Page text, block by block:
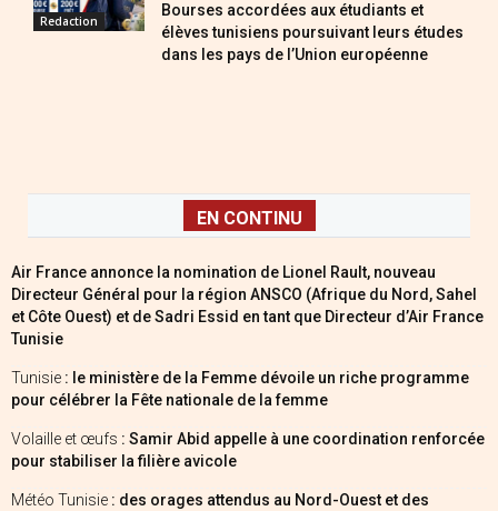
Redaction
Bourses accordées aux étudiants et
élèves tunisiens poursuivant leurs études
dans les pays de l’Union européenne
EN CONTINU
Air France annonce la nomination de Lionel Rault, nouveau
Directeur Général pour la région ANSCO (Afrique du Nord, Sahel
et Côte Ouest) et de Sadri Essid en tant que Directeur d’Air France
Tunisie
Tunisie : le ministère de la Femme dévoile un riche programme
pour célébrer la Fête nationale de la femme
Volaille et œufs : Samir Abid appelle à une coordination renforcée
pour stabiliser la filière avicole
Météo Tunisie : des orages attendus au Nord-Ouest et des